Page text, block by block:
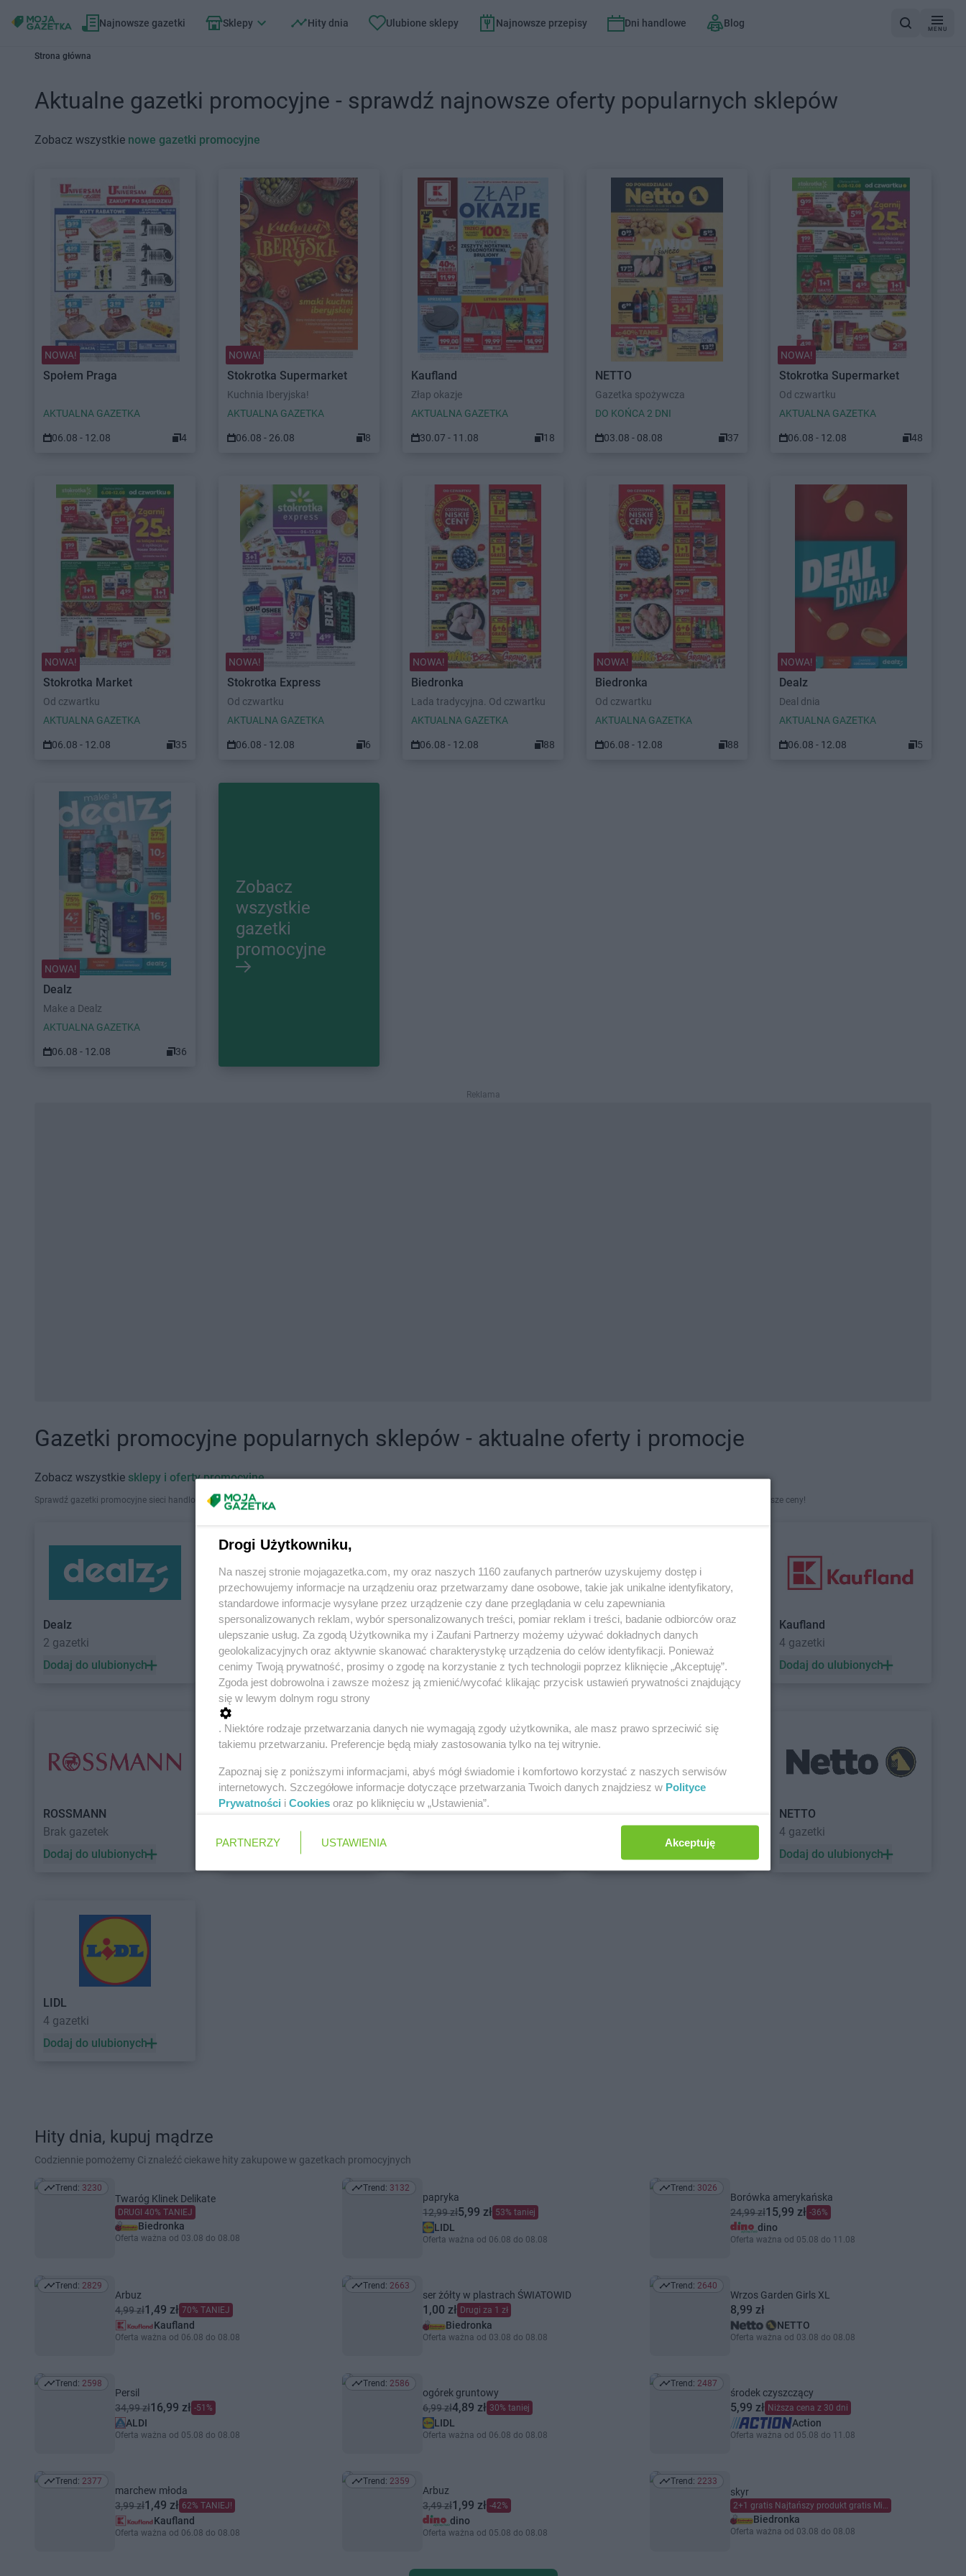
Najnowsze gazetki Sklepy Hity dnia Ulubione sklepy Najnowsze przepisy Dni handlowe Blog
MENU
Strona główna
Aktualne gazetki promocyjne - sprawdź najnowsze oferty popularnych sklepów
Zobacz wszystkie nowe gazetki promocyjne
NOWA!
Społem Praga
AKTUALNA GAZETKA
06.08 - 12.08 4
NOWA!
Stokrotka Supermarket
Kuchnia Iberyjska!
AKTUALNA GAZETKA
06.08 - 26.08 8
Kaufland
Złap okazje
AKTUALNA GAZETKA
30.07 - 11.08 18
NETTO
Gazetka spożywcza
DO KOŃCA 2 DNI
03.08 - 08.08 37
NOWA!
Stokrotka Supermarket
Od czwartku
AKTUALNA GAZETKA
06.08 - 12.08 48
NOWA!
Stokrotka Market
Od czwartku
AKTUALNA GAZETKA
06.08 - 12.08 35
NOWA!
Stokrotka Express
Od czwartku
AKTUALNA GAZETKA
06.08 - 12.08 6
NOWA!
Biedronka
Lada tradycyjna. Od czwartku
AKTUALNA GAZETKA
06.08 - 12.08 88
NOWA!
Biedronka
Od czwartku
AKTUALNA GAZETKA
06.08 - 12.08 88
NOWA!
Dealz
Deal dnia
AKTUALNA GAZETKA
06.08 - 12.08 5
NOWA!
Dealz
Make a Dealz
AKTUALNA GAZETKA
06.08 - 12.08 36
Zobacz
wszystkie
gazetki
promocyjne
Reklama
Gazetki promocyjne popularnych sklepów - aktualne oferty i promocje
Zobacz wszystkie sklepy i oferty promocyjne
Sprawdź gazetki promocyjne sieci handlowych, które działają w Polsce. Znajdziesz tutaj sklepy należące do lokalnych sieci oraz duże, znane super- i hipermarkety. Najlepsze promocje i najniższe ceny!
Dealz
2 gazetki
Dodaj do ulubionych
POLOmarket
10 gazetek
Dodaj do ulubionych
PEPCO
Brak gazetek
Dodaj do ulubionych
dino
1 gazetka
Dodaj do ulubionych
Kaufland
4 gazetki
Dodaj do ulubionych
ROSSMANN
Brak gazetek
Dodaj do ulubionych
Auchan
Dodaj do ulubionych
9 gazetek
NETTO
4 gazetki
Dodaj do ulubionych
LIDL
4 gazetki
Dodaj do ulubionych
Hity dnia, kupuj mądrze
Codziennie pomożemy Ci znaleźć ciekawe hity zakupowe w gazetkach promocyjnych
Trend: 3230
Trend: 3230
Twaróg Klinek Delikate
DRUGI 40% TANIEJ
Biedronka
Oferta ważna od 03.08 do 08.08
Trend: 3132
Trend: 3132
papryka
12,99 zł5,99 zł 53% taniej
LIDL
Oferta ważna od 06.08 do 08.08
Trend: 3026
Trend: 3026
Borówka amerykańska
24,99 zł15,99 zł -36%
dino
Oferta ważna od 05.08 do 11.08
Trend: 2829
Trend: 2829
Arbuz
4,99 zł1,49 zł 70% TANIEJ
Kaufland
Oferta ważna od 06.08 do 08.08
Trend: 2663
Trend: 2663
ser żółty w plastrach ŚWIATOWID
1,00 zł Drugi za 1 zł
Biedronka
Oferta ważna od 03.08 do 08.08
Trend: 2640
Trend: 2640
Wrzos Garden Girls XL
8,99 zł
NETTO
Oferta ważna od 03.08 do 08.08
Trend: 2598
Trend: 2598
Persil
34,99 zł16,99 zł -51%
ALDI
Oferta ważna od 05.08 do 08.08
Trend: 2586
Trend: 2586
ogórek gruntowy
6,99 zł4,89 zł 30% taniej
LIDL
Oferta ważna od 06.08 do 08.08
Trend: 2487
Trend: 2487
środek czyszczący
5,99 zł Niższa cena z 30 dni
Action
Oferta ważna od 05.08 do 11.08
Trend: 2377
Trend: 2377
marchew młoda
3,99 zł1,49 zł 62% TANIEJ!
Kaufland
Oferta ważna od 06.08 do 08.08
Trend: 2359
Trend: 2359
Arbuz
3,49 zł1,99 zł -42%
dino
Oferta ważna od 05.08 do 08.08
Trend: 2233
Trend: 2233
skyr
2+1 gratis Najtańszy produkt gratis Mieszaj dowolnie Limit dzienny 6 szt. (maks. 2 gratis) na kartę Moja Biedronka.
Biedronka
Oferta ważna od 03.08 do 08.08
Drogi Użytkowniku,
Na naszej stronie mojagazetka.com, my oraz naszych 1160 zaufanych partnerów uzyskujemy dostęp i
przechowujemy informacje na urządzeniu oraz przetwarzamy dane osobowe, takie jak unikalne identyfikatory,
standardowe informacje wysyłane przez urządzenie czy dane przeglądania w celu zapewniania
spersonalizowanych reklam, wybór spersonalizowanych treści, pomiar reklam i treści, badanie odbiorców oraz
ulepszanie usług. Za zgodą Użytkownika my i Zaufani Partnerzy możemy używać dokładnych danych
geolokalizacyjnych oraz aktywnie skanować charakterystykę urządzenia do celów identyfikacji. Ponieważ
cenimy Twoją prywatność, prosimy o zgodę na korzystanie z tych technologii poprzez kliknięcie „Akceptuję”.
Zgoda jest dobrowolna i zawsze możesz ją zmienić/wycofać klikając przycisk ustawień prywatności znajdujący
się w lewym dolnym rogu strony
. Niektóre rodzaje przetwarzania danych nie wymagają zgody użytkownika, ale masz prawo sprzeciwić się
takiemu przetwarzaniu. Preferencje będą miały zastosowania tylko na tej witrynie.
Zapoznaj się z poniższymi informacjami, abyś mógł świadomie i komfortowo korzystać z naszych serwisów
internetowych. Szczegółowe informacje dotyczące przetwarzania Twoich danych znajdziesz w Polityce
Prywatności i Cookies oraz po kliknięciu w „Ustawienia”.
PARTNERZY USTAWIENIA Akceptuję